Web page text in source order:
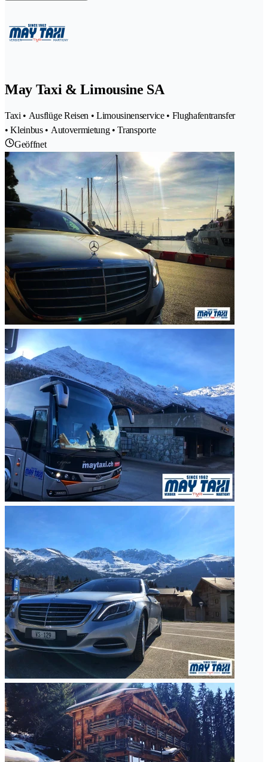
May Taxi & Limousine SA
Taxi • Ausflüge Reisen • Limousinenservice • Flughafentransfer
• Kleinbus • Autovermietung • Transporte
Geöffnet